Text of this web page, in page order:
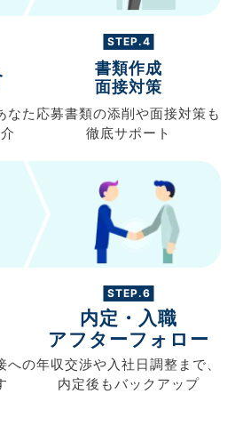
なた
STEP.4
書類作成
面接対策
応募書類の添削や面接対策も
徹底サポート
への
STEP.6
内定・入職
アフターフォロー
年収交渉や入社日調整まで、
内定後もバックアップ